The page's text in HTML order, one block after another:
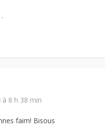
8 h 38 min
faim! Bisous